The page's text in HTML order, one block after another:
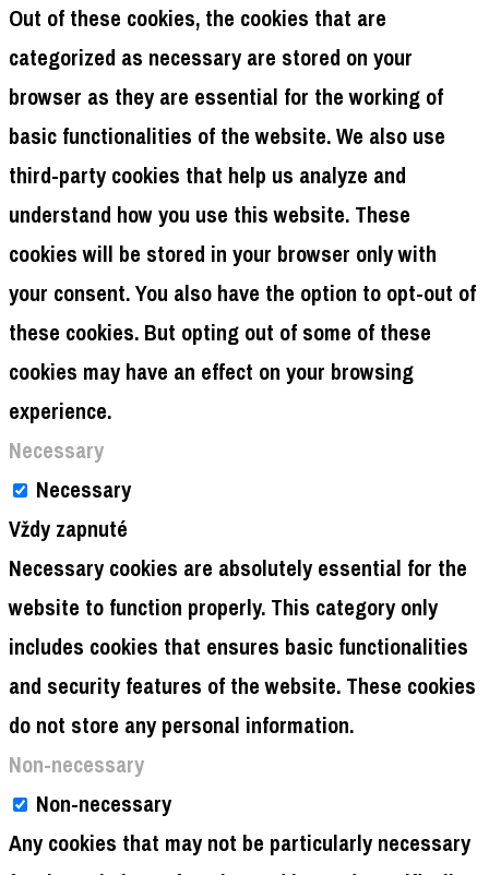
Out of these cookies, the cookies that are
categorized as necessary are stored on your
browser as they are essential for the working of
basic functionalities of the website. We also use
third-party cookies that help us analyze and
understand how you use this website. These
cookies will be stored in your browser only with
your consent. You also have the option to opt-out of
these cookies. But opting out of some of these
cookies may have an effect on your browsing
experience.
Necessary
Necessary
Vždy zapnuté
Necessary cookies are absolutely essential for the
website to function properly. This category only
includes cookies that ensures basic functionalities
and security features of the website. These cookies
do not store any personal information.
Non-necessary
Non-necessary
Any cookies that may not be particularly necessary